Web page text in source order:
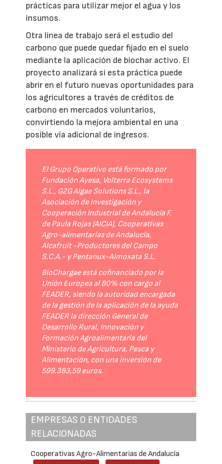
prácticas para utilizar mejor el agua y los
insumos.
Otra línea de trabajo será el estudio del
carbono que puede quedar fijado en el suelo
mediante la aplicación de biochar activo. El
proyecto analizará si esta práctica puede
abrir en el futuro nuevas oportunidades para
los agricultores a través de créditos de
carbono en mercados voluntarios,
convirtiendo la mejora ambiental en una
posible vía adicional de ingresos.
El Grupo Operativo está formado por
Fundación Ayesa, Volterra Ecosystems
S.L., G2G Algae Solutions S.L., la
Asociación de Investigación y
Cooperación Industrial de Andalucía F.
de Paula Rojas (AICIA), Cooperativas
Agro-alimentarias de Andalucía,
Alcafruit -Productores del Campo
S.C.A.- y Pentanux-Almoxata S.L.
BioChargae está cofinanciado por la
Unión Europea al 80% con cargo al
FEADER, siendo la autoridad encargada
de la gestión de la aplicación de la ayuda
FEADER la dirección General de
Desarrollo Rural, Innovación y
Formación Agroalimentaria del
Ministerio de Agricultura, Pesca y
Alimentación, con una inversión de
599.383,59 euros.
EMPRESAS O ENTIDADES
RELACIONADAS
Cooperativas Agro-Alimentarias de Andalucía